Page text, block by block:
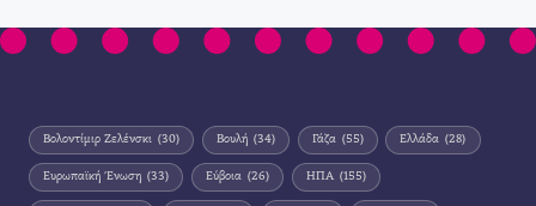
Βολοντίμιρ Ζελένσκι (30) Βουλή (34) Γάζα (55) Ελλάδα (28)
Ευρωπαϊκή Ένωση (33) Εύβοια (26) ΗΠΑ (155)